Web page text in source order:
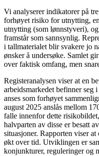
Vi analyserer indikatorer på
forhøyet risiko for utnytting,
utnytting (som lønnstyveri),
framstår som sannsynlig.
i tallmaterialet blir svakere jo
ønsker å undersøke. Samlet
over faktisk omfang, men
Registeranalysen viser at en
arbeidsmarkedet befinner seg
anses som forhøyet
august 2025 anslås mellom
falle innenfor dette
halvparten av disse er besatt
situasjoner. Rapporten viser
økt over tid. Utviklingen er
konjunkturer, reguleringer og